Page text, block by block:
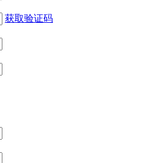
获取验证码